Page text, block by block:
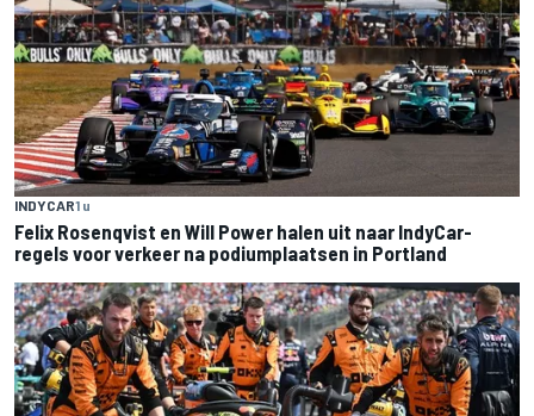
INDYCAR1 u
Felix Rosenqvist en Will Power halen uit naar IndyCar-
regels voor verkeer na podiumplaatsen in Portland